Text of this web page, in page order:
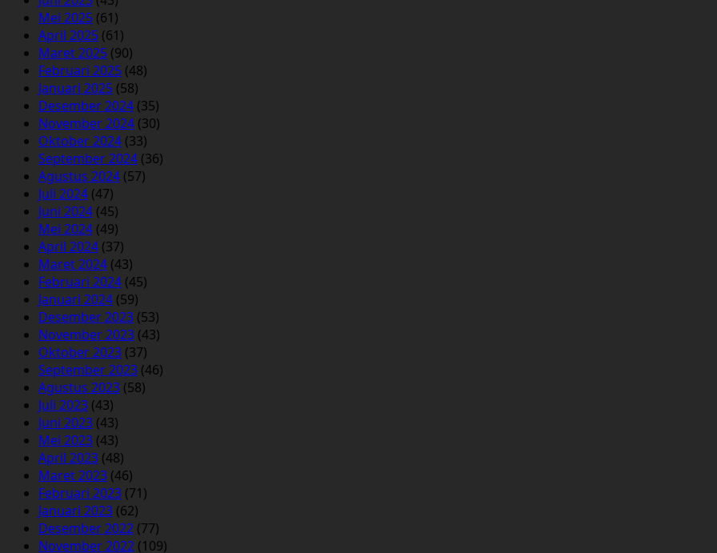
Mei 2025 (61)
April 2025 (61)
Maret 2025 (90)
Februari 2025 (48)
Januari 2025 (58)
Desember 2024 (35)
November 2024 (30)
Oktober 2024 (33)
September 2024 (36)
Agustus 2024 (57)
Juli 2024 (47)
Juni 2024 (45)
Mei 2024 (49)
April 2024 (37)
Maret 2024 (43)
Februari 2024 (45)
Januari 2024 (59)
Desember 2023 (53)
November 2023 (43)
Oktober 2023 (37)
September 2023 (46)
Agustus 2023 (58)
Juli 2023 (43)
Juni 2023 (43)
Mei 2023 (43)
April 2023 (48)
Maret 2023 (46)
Februari 2023 (71)
Januari 2023 (62)
Desember 2022 (77)
November 2022 (109)